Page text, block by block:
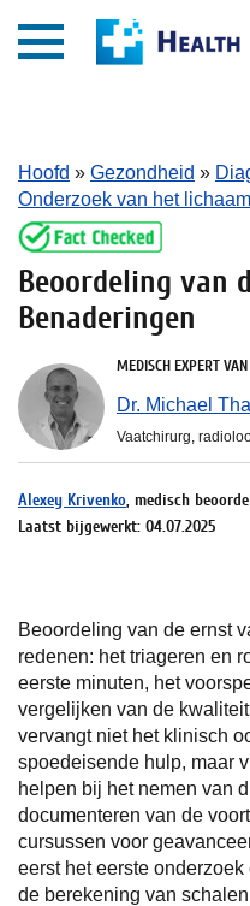
Hoofd » Gezondheid »
Onderzoek van het lichaam
Beoordeling van
Benaderingen
MEDISCH EXPERT
Dr. Michael Thal
Vaatchirurg,
Alexey Krivenko, medisch
Laatst bijgewerkt: 04.07.2025
Beoordeling van de ernst
redenen: het triageren en
eerste minuten, het
vergelijken van de
vervangt niet het klinisch
spoedeisende hulp, maar
helpen bij het nemen van
documenteren van de
cursussen voor
eerst het eerste
de berekening van